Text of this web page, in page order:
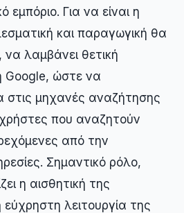
εμπόριο. Για να είναι η
και παραγωγική θα
λαμβάνει θετική
Google, ώστε να
στις μηχανές αναζήτησης
που αναζητούν
από την
Σημαντικό ρόλο,
η αισθητική της
λειτουργία της